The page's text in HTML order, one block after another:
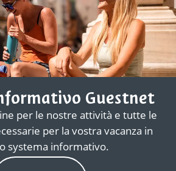
Guestnet
per le nostre attività e tutte le
per la vostra vacanza in
systema informativo.